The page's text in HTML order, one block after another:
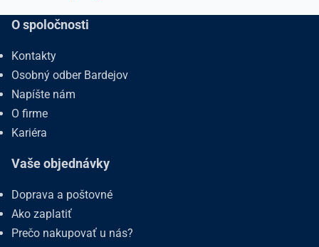
O spoločnosti
Kontakty
Osobný odber Bardejov
Napíšte nám
O firme
Kariéra
Vaše objednávky
Doprava a poštovné
Ako zaplatiť
Prečo nakupovať u nás?